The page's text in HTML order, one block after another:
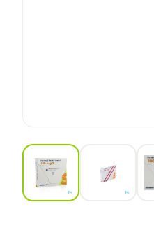
View larger image
View